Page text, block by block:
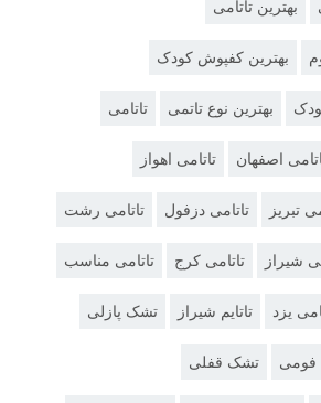
بهترین تاتامی
بهترین کفپوش کودک
بهترین نوع تاتمی تاتامی
اصفهان تاتامی اهواز
تبریز تاتامی دزفول تاتامی رشت
شیراز تاتامی کرج تاتامی مناسب
یزد تاتایم شیراز تشک پازلی
تشک قفلی